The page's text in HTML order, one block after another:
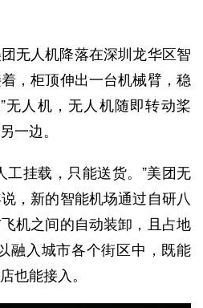
人机降落在深圳龙华区智
，柜顶伸出一台机械臂，稳
无人机，无人机随即转动桨
一边。
挂载，只能送货。”美团无
，新的智能机场通过自研八
机之间的自动装卸，且占地
融入城市各个街区中，既能
也能接入。